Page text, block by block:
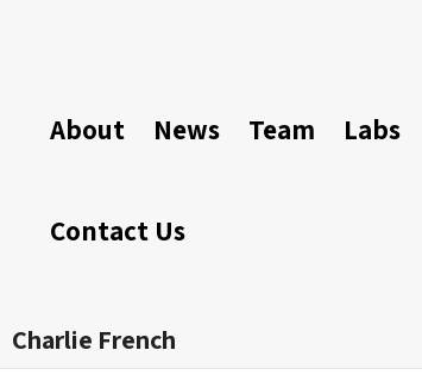
About News Team Labs
Contact Us
Charlie French